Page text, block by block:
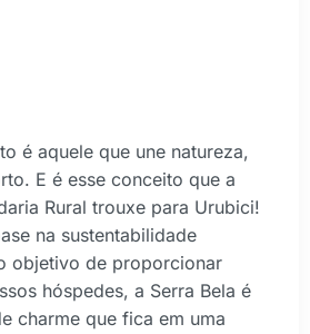
é aquele que une natureza,
E é esse conceito que a
Rural trouxe para Urubici!
na sustentabilidade
objetivo de proporcionar
hóspedes, a Serra Bela é
charme que fica em uma